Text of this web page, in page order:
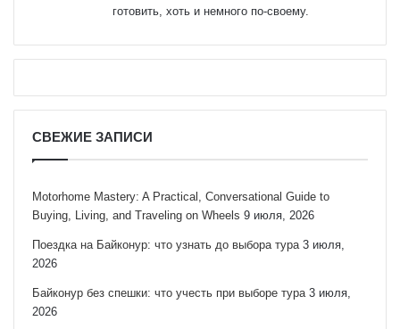
готовить, хоть и немного по-своему.
СВЕЖИЕ ЗАПИСИ
Motorhome Mastery: A Practical, Conversational Guide to
Buying, Living, and Traveling on Wheels 9 июля, 2026
Поездка на Байконур: что узнать до выбора тура 3 июля,
2026
Байконур без спешки: что учесть при выборе тура 3 июля,
2026